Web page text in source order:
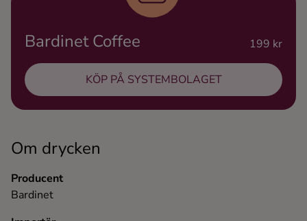
Ingredienser
Om drycken
Producent
Bardinet
Bardinet Coffee 199 kr
KÖP PÅ SYSTEMBOLAGET